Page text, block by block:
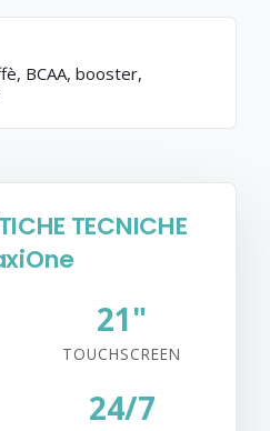
BCAA, booster,
TECNICHE
21"
TOUCHSCREEN
24/7